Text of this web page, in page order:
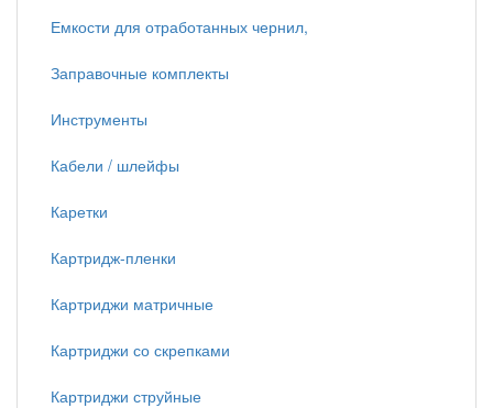
Емкости для отработанных чернил,
Заправочные комплекты
Инструменты
Кабели / шлейфы
Каретки
Картридж-пленки
Картриджи матричные
Картриджи со скрепками
Картриджи струйные